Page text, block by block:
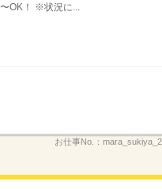
OK！ ※状況に...
お仕事No.：